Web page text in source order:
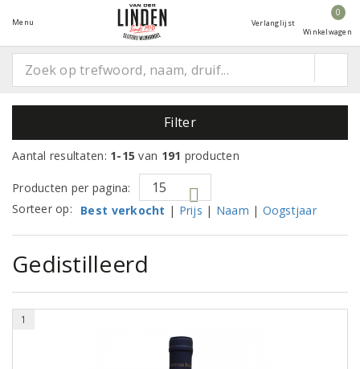
Menu Verlanglijst
0
Winkelwagen
Filter
Aantal resultaten: 1-15 van 191 producten
Producten per pagina:
Sorteer op:
Best verkocht | Prijs | Naam | Oogstjaar
Gedistilleerd
1